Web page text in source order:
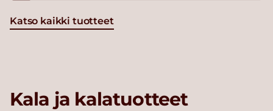
Katso kaikki tuotteet
Kala ja kalatuotteet